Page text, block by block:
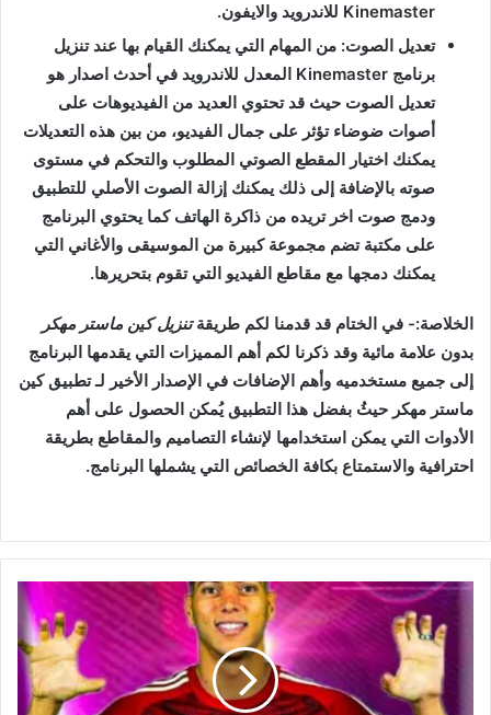
Kinemaster للاندرويد والايفون.
تعديل الصوت: من المهام التي يمكنك القيام بها عند تنزيل
برنامج Kinemaster المعدل للاندرويد في أحدث اصدار هو
تعديل الصوت حيث قد تحتوي العديد من الفيديوهات على
أصوات ضوضاء تؤثر على جمال الفيديو، من بين هذه التعديلات
يمكنك اختيار المقطع الصوتي المطلوب والتحكم في مستوى
صوته بالإضافة إلى ذلك يمكنك إزالة الصوت الأصلي للتطبيق
ودمج صوت اخر تريده من ذاكرة الهاتف كما يحتوي البرنامج
على مكتبة تضم مجموعة كبيرة من الموسيقى والأغاني التي
يمكنك دمجها مع مقاطع الفيديو التي تقوم بتحريرها.
الخلاصة:- في الختام قد قدمنا لكم طريقةتنزيل كين ماستر مهكر
بدون علامة مائية وقد ذكرنا لكم أهم المميزات التي يقدمها البرنامج
إلى جميع مستخدميه وأهم الإضافات في الإصدار الأخير لـ تطبيق كين
ماستر مهكر حيثُ بفضل هذا التطبيق يُمكن الحصول على أهم
الأدوات التي يمكن استخدامها لإنشاء التصاميم والمقاطع بطريقة
احترافية والاستمتاع بكافة الخصائص التي يشملها البرنامج.